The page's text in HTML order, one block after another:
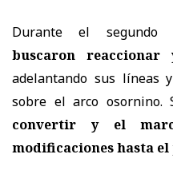
Durante el segundo
buscaron
adelantando sus líneas
sobre el arco osornino.
convertir y el
modificaciones hasta